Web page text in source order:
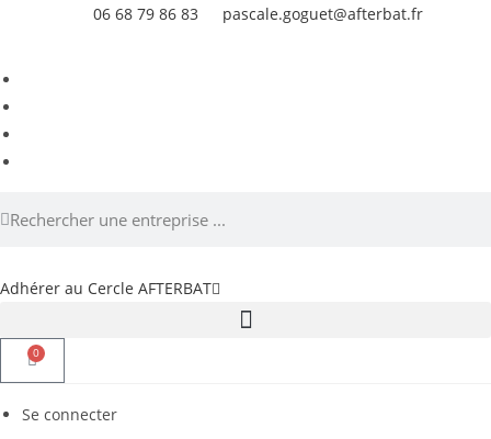
06 68 79 86 83 pascale.goguet@afterbat.fr
Adhérer au Cercle AFTERBAT
0
Se connecter